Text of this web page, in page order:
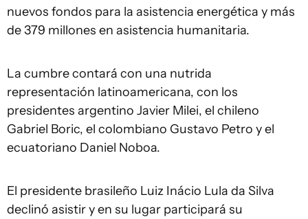
nuevos fondos para la asistencia energética y más
de 379 millones en asistencia humanitaria.
La cumbre contará con una nutrida
representación latinoamericana, con los
presidentes argentino Javier Milei, el chileno
Gabriel Boric, el colombiano Gustavo Petro y el
ecuatoriano Daniel Noboa.
El presidente brasileño Luiz Inácio Lula da Silva
declinó asistir y en su lugar participará su